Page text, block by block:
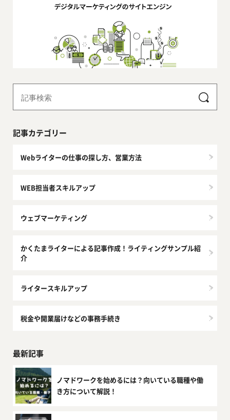
記事カテゴリー
Webライターの仕事の探し方、営業方法
WEB担当者スキルアップ
ウェブマーケティング
かくたまライターによる記事作成！ライティングサンプル紹
介
ライタースキルアップ
税金や開業届けなどの事務手続き
最新記事
ノマドワークを始めるには？向いている職種や働
き方について解説！